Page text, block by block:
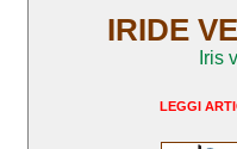
IRIDE
Iris
LEGGI